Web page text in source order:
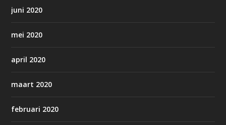
juni 2020
mei 2020
april 2020
maart 2020
februari 2020